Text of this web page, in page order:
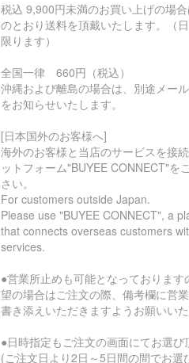
税込 9,900円未満のお買い上げの場
のとおり送料を頂戴いたします。（
限ります）
全国一律 660円（税込）
沖縄および離島の場合は、別途メー
をお知らせいたします。
[日本国外のお客様へ]
海外のお客様と当店のサービスを接
ットフォーム"BUYEE CONNECT"を
さい。
For customers outside Japan.
Please use "BUYEE CONNECT", a
that connects overseas customers
services.
●営業所止めも可能となっております
望の場合はご注文の際、備考欄に営
書き添えいただきますようお願いいた
●日時指定もご注文の画面にてお選び
(ご注文日より2日～5日間の間でお選